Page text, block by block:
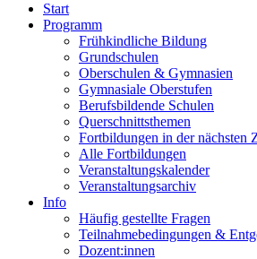
Start
Programm
Frühkindliche Bildung
Grundschulen
Oberschulen & Gymnasien
Gymnasiale Oberstufen
Berufsbildende Schulen
Querschnittsthemen
Fortbildungen in der nächsten
Alle Fortbildungen
Veranstaltungskalender
Veranstaltungsarchiv
Info
Häufig gestellte Fragen
Teilnahmebedingungen &
Dozent:innen